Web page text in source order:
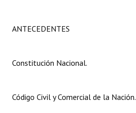
Constitución Nacional
Carta Orgánica 2007
ANTECEDENTES
Constitución Nacional.
Código Civil y Comercial de la Nación.